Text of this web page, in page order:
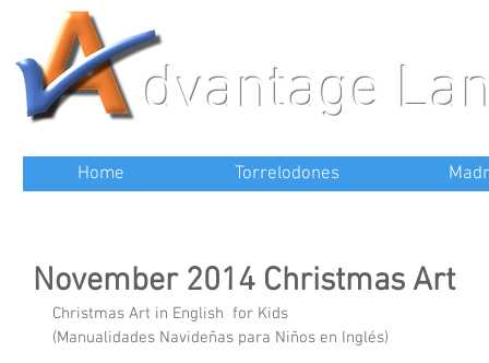
dvantage
Home Torrelodones
November 2014 Christmas Art
Christmas Art in English  for Kids
(Manualidades Navideñas para Niños en Inglés)